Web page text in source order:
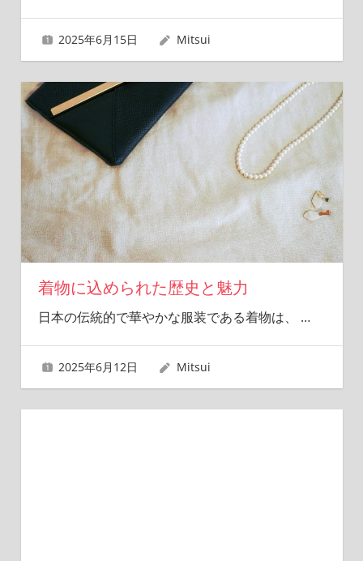
2025年6月15日 Mitsui
着物に込められた歴史と魅力
日本の伝統的で華やかな服装である着物は、 …
2025年6月12日 Mitsui